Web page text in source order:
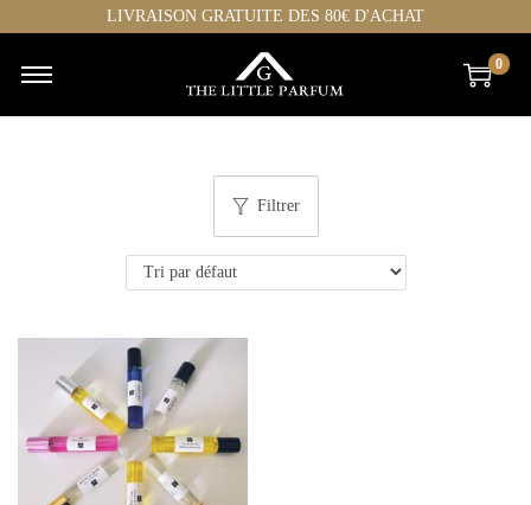
LIVRAISON GRATUITE DES 80€ D'ACHAT
0
Filtrer